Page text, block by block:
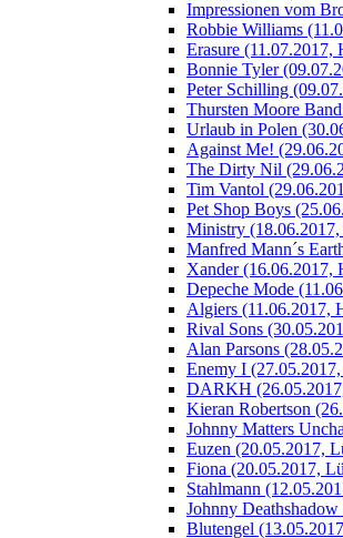
Impressionen vom
Robbie Williams
Erasure (11.07.2017,
Bonnie Tyler
Peter Schilling
Thursten Moore
Urlaub in Polen
Against Me!
The Dirty Nil
Tim Vantol
Pet Shop Boys
Ministry
Manfred Mann´s
Xander (16.06.2017,
Depeche Mode
Algiers (11.06.2017,
Rival Sons
Alan Parsons
Enemy I
DARKH
Kieran Robertson
Johnny Matters
Euzen (20.05.2017,
Fiona (20.05.2017,
Stahlmann
Johnny
Blutengel